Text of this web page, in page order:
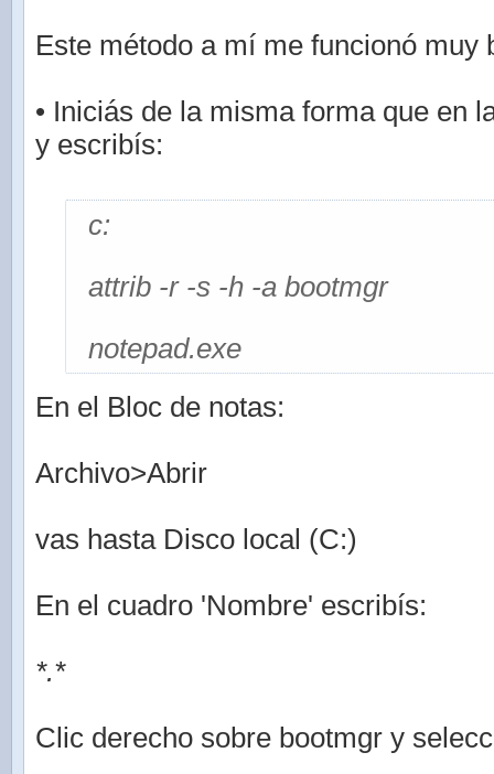
Este método a mí me funcionó muy
• Iniciás de la misma forma que en
y escribís:
c:
attrib -r -s -h -a bootmgr
notepad.exe
En el Bloc de notas:
Archivo>Abrir
vas hasta Disco local (C:)
En el cuadro 'Nombre' escribís:
*.*
Clic derecho sobre bootmgr y